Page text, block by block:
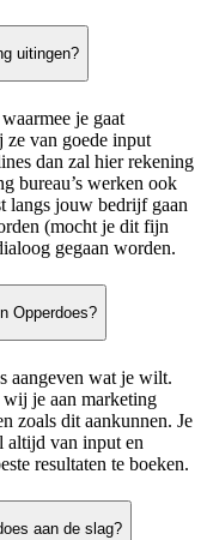
uitingen?
je gaat
ze van goede input
dan zal hier rekening
bureau’s werken ook
langs jouw bedrijf gaan
(mocht je dit fijn
gegaan worden.
Opperdoes?
aangeven wat je wilt.
je aan marketing
zoals dit aankunnen. Je
altijd van input en
resultaten te boeken.
aan de slag?